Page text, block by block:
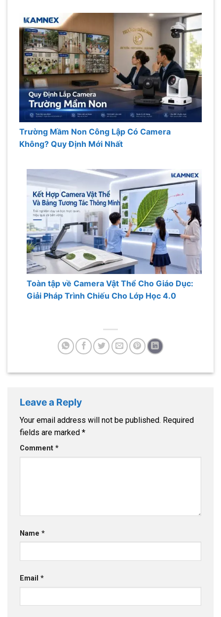
Trường Mầm Non Công Lập Có Camera
Không? Quy Định Mới Nhất
Toàn tập về Camera Vật Thể Cho Giáo Dục:
Giải Pháp Trình Chiếu Cho Lớp Học 4.0
Leave a Reply
Your email address will not be published. Required
fields are marked *
Comment *
Name *
Email *